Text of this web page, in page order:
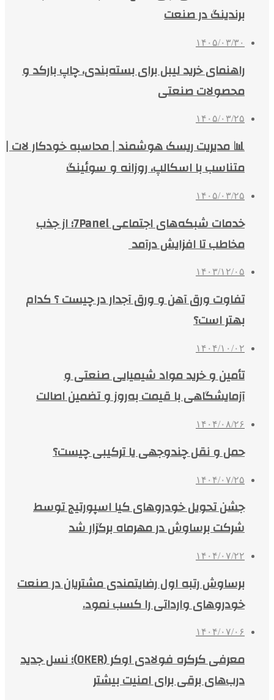
برندینگ در صنعت
۱۴۰۵/۰۳/۳۰
راهنمای خرید لیبل برای بسته‌بندی، چاپ بارکد و
محصولات صنعتی
۱۴۰۵/۰۳/۲۵
📊 مدیریت ریسک هوشمند | محاسبه خودکار لات |
متناسب با اسکالپ، روزانه و سوئینگ
۱۴۰۵/۰۳/۲۵
خدمات شبکه‌های اجتماعی 7Panel؛ از جذب
مخاطب تا افزایش درآمد
۱۴۰۳/۱۲/۰۵
تفاوت ورق آهن و ورق آجدار در چیست ؟ کدام
بهتر است؟
۱۴۰۴/۱۰/۰۲
تأمین و خرید مواد شیمیایی صنعتی و
آزمایشگاهی با قیمت به‌روز و تضمین اصالت
۱۴۰۴/۰۸/۲۶
حمل و نقل چندوجهی یا ترکیبی چیست؟
۱۴۰۴/۰۷/۲۵
جشن تحویل خودروهای کیا اسپورتیج توسط
شرکت برساوش در مهرماه برگزار شد
۱۴۰۴/۰۷/۲۲
برساوش رتبه اول رضایتمندی مشتریان در صنعت
خودروهای وارداتی را کسب نمود.
۱۴۰۴/۰۷/۰۶
معرفی کرکره فولادی اوکر (OKER)؛ نسل جدید
درب‌های برقی برای امنیت بیشتر